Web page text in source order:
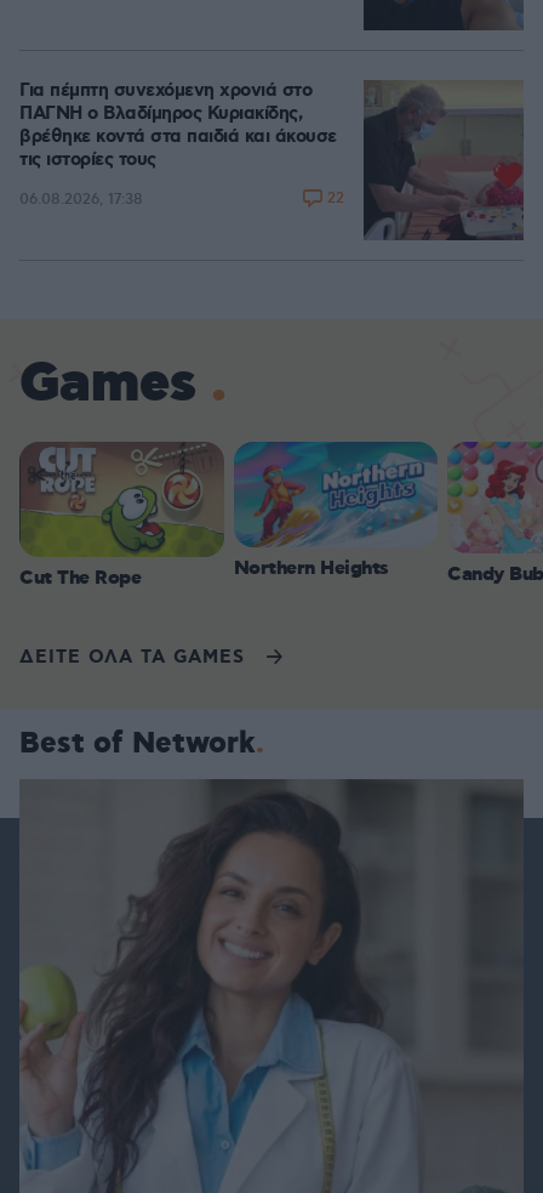
Για πέμπτη συνεχόμενη χρονιά στο
ΠΑΓΝΗ ο Βλαδίμηρος Κυριακίδης,
βρέθηκε κοντά στα παιδιά και άκουσε
τις ιστορίες τους
06.08.2026, 17:38 22
Games
Cut The Rope Northern Heights Candy
ΔΕΙΤΕ ΟΛΑ ΤΑ GAMES
Best of Network